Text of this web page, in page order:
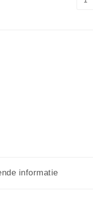
informatie